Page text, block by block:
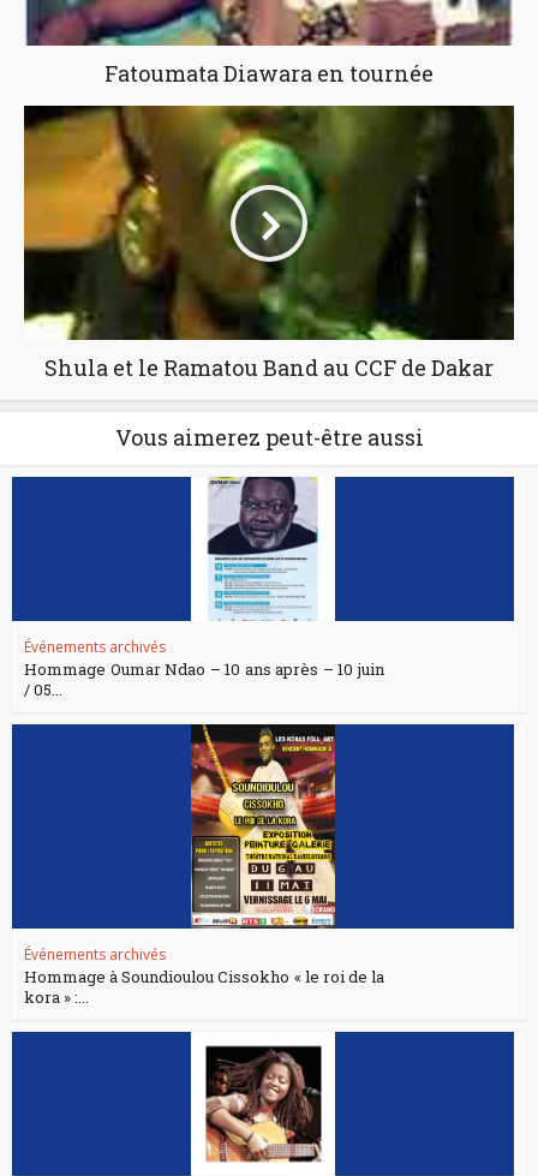
Fatoumata Diawara en tournée
Shula et le Ramatou Band au CCF de Dakar
Vous aimerez peut-être aussi
Événements archivés
Hommage Oumar Ndao – 10 ans après – 10 juin
/ 05...
Événements archivés
Hommage à Soundioulou Cissokho « le roi de la
kora » :...